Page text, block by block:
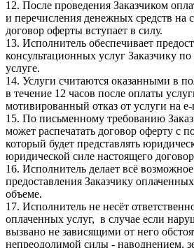
12. После проведения Заказчиком
и перечисления денежных средств на
договор оферты вступает в силу.
13. Исполнитель обеспечивает
консультационных услуг Заказчику
услуге.
14. Услуги считаются оказанными в
в течение 12 часов после оплаты
мотивированный отказ от услуги на
15. По письменному требованию
может распечатать договор оферту с
который будет представлять
юридической силе настоящего
16. Исполнитель делает всё
предоставления Заказчику
объеме.
17. Исполнитель не несёт
оплаченных услуг, в случае если
вызвано не зависящими от него
непреодолимой силы - наводнением,